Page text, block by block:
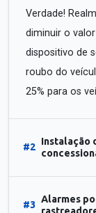
Verdade!
diminuir o
dispositivo de
roubo do
25% para os
#2
Instalação
#3
Alarmes